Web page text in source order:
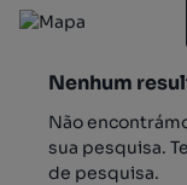
Nenhum
Não
sua pesquisa.
de pesquisa.